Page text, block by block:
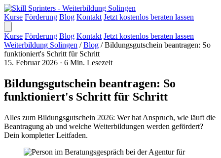
Kurse Förderung Blog Kontakt Jetzt kostenlos beraten lassen
Kurse Förderung Blog Kontakt Jetzt kostenlos beraten lassen
Weiterbildung Solingen / Blog / Bildungsgutschein beantragen: So
funktioniert's Schritt für Schritt
15. Februar 2026 · 6 Min. Lesezeit
Bildungsgutschein beantragen: So
funktioniert's Schritt für Schritt
Alles zum Bildungsgutschein 2026: Wer hat Anspruch, wie läuft die
Beantragung ab und welche Weiterbildungen werden gefördert?
Dein kompletter Leitfaden.